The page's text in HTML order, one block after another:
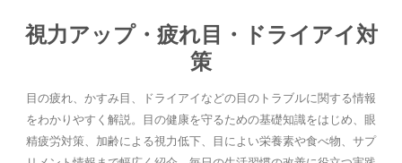
テ
ン
キ
ッ
プ
視力アップ・疲れ目・ドライアイ対
策
目の疲れ、かすみ目、ドライアイなどの目のトラブルに関する情報
をわかりやすく解説。目の健康を守るための基礎知識をはじめ、眼
精疲労対策、加齢による視力低下、目によい栄養素や食べ物、サプ